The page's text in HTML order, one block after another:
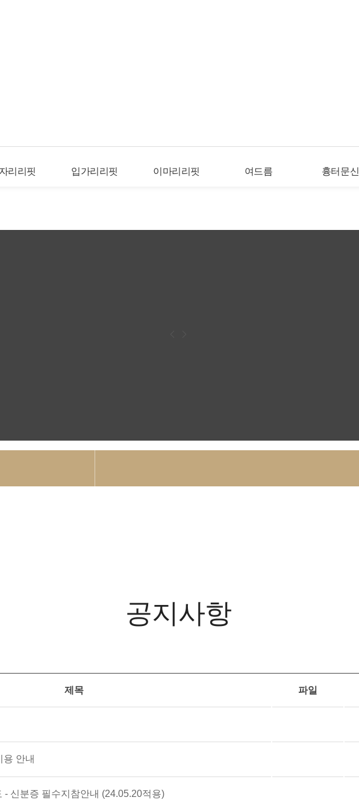
리리핏 입가리리핏 이마리리핏 여드름 흉터문신
공지사항
제목 파일
용 안내
- 신분증 필수지참안내 (24.05.20적용)